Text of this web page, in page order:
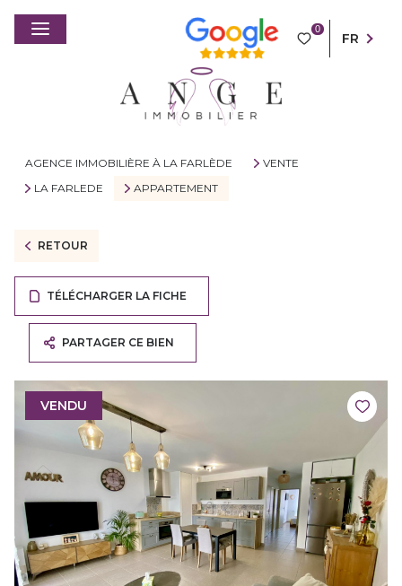
0
FR
AGENCE IMMOBILIÈRE À LA FARLÈDE
VENTE
LA FARLEDE
APPARTEMENT
RETOUR
TÉLÉCHARGER LA FICHE
PARTAGER CE BIEN
VENDU